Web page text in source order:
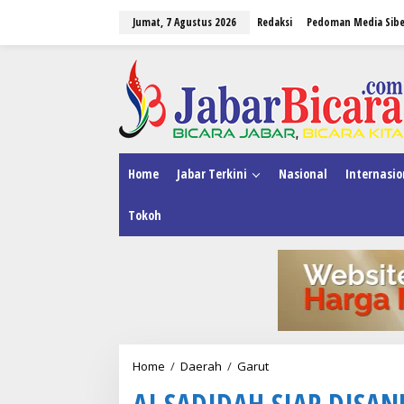
Jumat, 7 Agustus 2026 Redaksi Pedoman Media
Home Jabar Terkini Nasional
Tokoh
Home / Daerah / Garut
S